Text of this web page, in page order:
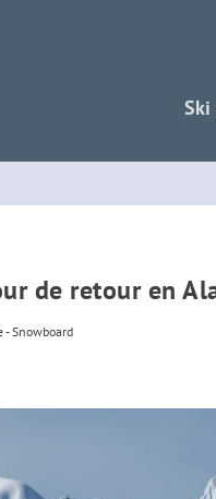
Ski
de retour en
- Snowboard